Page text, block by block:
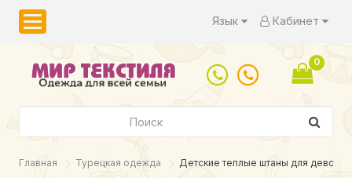
Язык Кабинет
0
Главная Турецкая одежда Детские теплые штаны для девочки